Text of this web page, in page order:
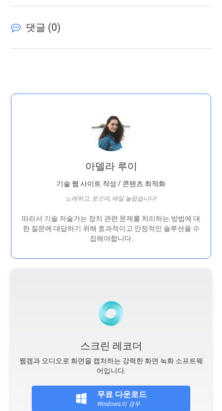
댓글 (0)
아델라 루이
기술 웹 사이트 작성 / 콘텐츠 최적화
노래하고, 웃으며, 매일 놀랍습니다!
따라서 기술 저술가는 장치 관련 문제를 처리하는 방법에 대
한 질문에 대답하기 위해 효과적이고 안정적인 솔루션을 수
집해야합니다.
스크린 레코더
웹캠과 오디오로 화면을 캡처하는 강력한 화면 녹화 소프트웨
어입니다.
무료 다운로드
Windows의 경우